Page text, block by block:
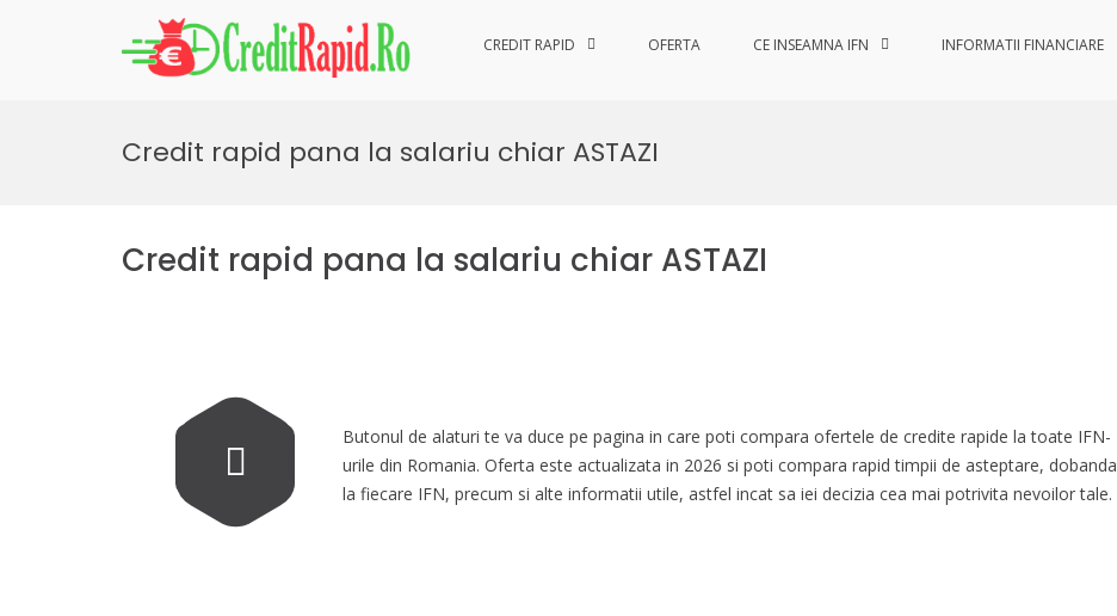
CREDIT RAPID OFERTA CE INSEAMNA IFN INFORMATII FINANCIARE
Credit rapid pana la salariu chiar ASTAZI
Credit rapid pana la salariu chiar ASTAZI
Butonul de alaturi te va duce pe pagina in care poti compara ofertele de credite rapide la toate IFN-
urile din Romania. Oferta este actualizata in 2026 si poti compara rapid timpii de asteptare, dobanda
la fiecare IFN, precum si alte informatii utile, astfel incat sa iei decizia cea mai potrivita nevoilor tale.